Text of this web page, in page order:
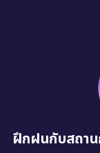
ฝึกฝนกับสถาน